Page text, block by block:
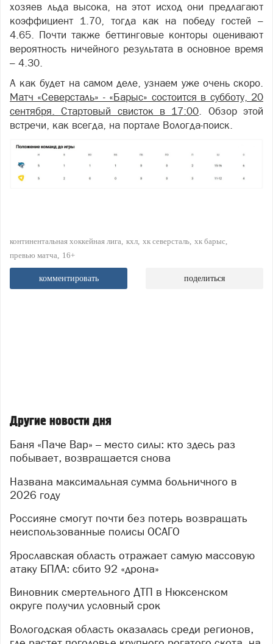
хозяев льда высока, на этот исход они предлагают
коэффициент 1.70, тогда как на победу гостей –
4.65. Почти также беттинговые конторы оценивают
вероятность ничейного результата в основное время
– 4.30.
А как будет на самом деле, узнаем уже очень скоро.
Матч «Северсталь» - «Барыс» состоится в субботу, 20
сентября. Стартовый свисток в 17:00. Обзор этой
встречи, как всегда, на портале Вологда-поиск.
континентальная хоккейная лига кхл хк северсталь хк барыс
превью матча 16+
комментировать поделиться
Другие новости дня
Баня «Паче Вар» – место силы: кто здесь раз
побывает, возвращается снова
Названа максимальная сумма больничного в
2026 году
Россияне смогут почти без потерь возвращать
неиспользованные полисы ОСАГО
Ярославская область отражает самую массовую
атаку БПЛА: сбито 92 «дрона»
Виновник смертельного ДТП в Нюксенском
округе получил условный срок
Вологодская область оказалась среди регионов,